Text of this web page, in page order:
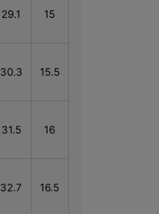
29.1 15
30.3 15.5
31.5 16
32.7 16.5